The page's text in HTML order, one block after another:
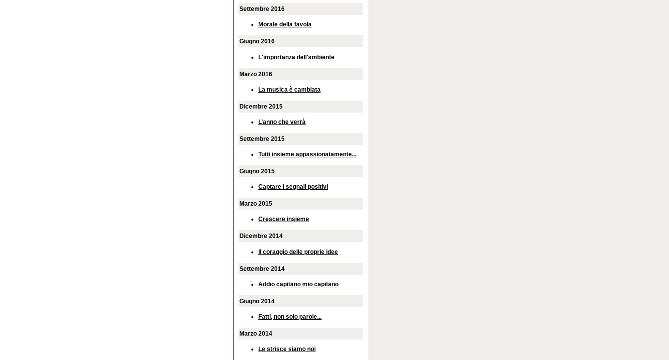
Settembre 2016
Morale della favola
Giugno 2016
L'importanza dell'ambiente
Marzo 2016
La musica è cambiata
Dicembre 2015
L’anno che verrà
Settembre 2015
Tutti insieme appassionatamente...
Giugno 2015
Captare i segnali positivi
Marzo 2015
Crescere insieme
Dicembre 2014
Il coraggio delle proprie idee
Settembre 2014
Addio capitano mio capitano
Giugno 2014
Fatti, non solo parole...
Marzo 2014
Le strisce siamo noi